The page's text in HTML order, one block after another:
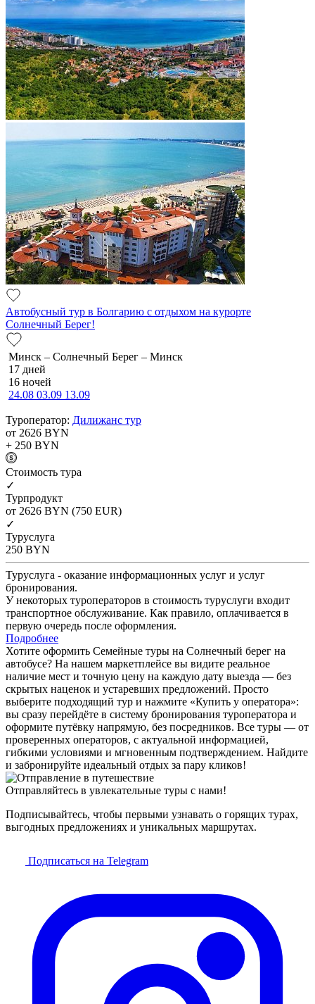
Автобусный тур в Болгарию с отдыхом на курорте
Солнечный Берег!
Минск – Солнечный Берег – Минск
17 дней
16 ночей
24.08 03.09 13.09
Туроператор: Дилижанс тур
от 2626 BYN
+ 250 BYN
Cтоимость тура
✓
Турпродукт
от 2626 BYN (750 EUR)
✓
Туруслуга
250 BYN
Туруслуга - оказание информационных услуг и услуг
бронирования.
У некоторых туроператоров в стоимость туруслуги входит
транспортное обслуживание. Как правило, оплачивается в
первую очередь после оформления.
Подробнее
Хотите оформить Семейные туры на Солнечный берег на
автобусе? На нашем маркетплейсе вы видите реальное
наличие мест и точную цену на каждую дату выезда — без
скрытых наценок и устаревших предложений. Просто
выберите подходящий тур и нажмите «Купить у оператора»:
вы сразу перейдёте в систему бронирования туроператора и
оформите путёвку напрямую, без посредников. Все туры — от
проверенных операторов, с актуальной информацией,
гибкими условиями и мгновенным подтверждением. Найдите
и забронируйте идеальный отдых за пару кликов!
Отправляйтесь в увлекательные туры с нами!
Подписывайтесь, чтобы первыми узнавать о горящих турах,
выгодных предложениях и уникальных маршрутах.
Подписаться на Telegram